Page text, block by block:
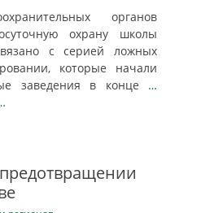
органов
охрану школы
с серией ложных
которые начали
заведения в конце …